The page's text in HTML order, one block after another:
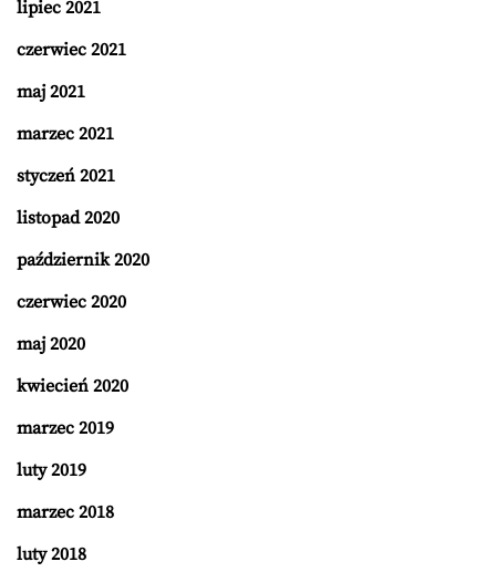
lipiec 2021
czerwiec 2021
maj 2021
marzec 2021
styczeń 2021
listopad 2020
październik 2020
czerwiec 2020
maj 2020
kwiecień 2020
marzec 2019
luty 2019
marzec 2018
luty 2018